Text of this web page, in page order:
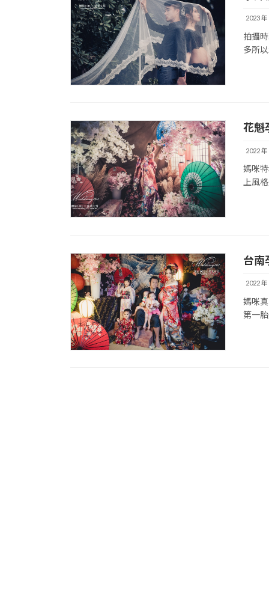
2023
拍攝
多所
花魁
2022 年
媽咪
上風
台南
2022 年
媽咪
第一